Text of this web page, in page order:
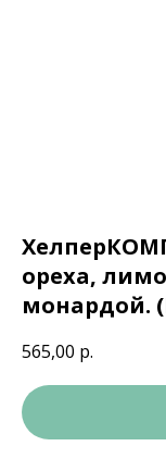
ореха,
монардой.
565,00 р.